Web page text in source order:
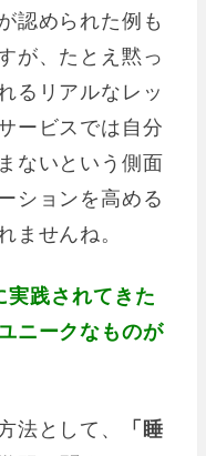
認められた例も
が、たとえ黙っ
るリアルなレッ
ービスでは自分
ないという側面
ションを高める
ませんね。
践されてきた
ニークなものが
法として、
「睡